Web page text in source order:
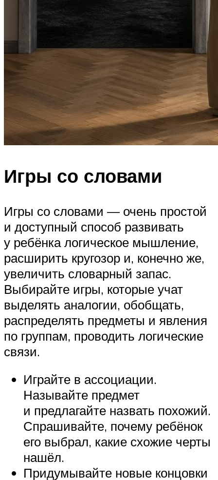
Игры со словами
Игры со словами — очень простой
и доступный способ развивать
у ребёнка логическое мышление,
расширить кругозор и, конечно же,
увеличить словарный запас.
Выбирайте игры, которые учат
выделять аналогии, обобщать,
распределять предметы и явления
по группам, проводить логические
связи.
Играйте в ассоциации.
Называйте предмет
и предлагайте назвать похожий.
Спрашивайте, почему ребёнок
его выбрал, какие схожие черты
нашёл.
Придумывайте новые концовки